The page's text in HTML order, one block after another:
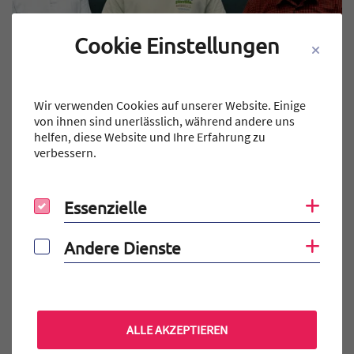
Hervorragende W-Seminararbeiten im
MINT-Bereich
ALLGEMEIN MINT-BLOG
Hans Riegel…
Cookie Einstellungen
Wir verwenden Cookies auf unserer Website. Einige
von ihnen sind unerlässlich, während andere uns
helfen, diese Website und Ihre Erfahrung zu
verbessern.
Essenzielle
Essenzielle
Andere Dienste
Andere Dienste
ALLE AKZEPTIEREN